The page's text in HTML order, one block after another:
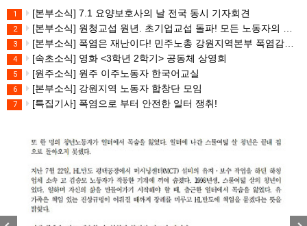
1 [본부소식] 7.1 요양보호사의 날 전국 동시 기자회견
2 [본부소식] 원청교섭 원년. 초기업교섭 돌파! 모든 노동자의 노동기본권 쟁취! 민주노총 7.15 총파업대회
3 [본부소식] 폭염은 재난이다! 민주노총 강원지역본부 폭염감시단 선포 기자회견
4 [속초소식] 영화 <3학년 2학기> 공동체 상영회
5 [원주소식] 원주 이주노동자 한국어교실
6 [본부소식] 강원지역 노동자 합창단 모임
7 [특집기사] 폭염으로 부터 안전한 일터 쟁취!